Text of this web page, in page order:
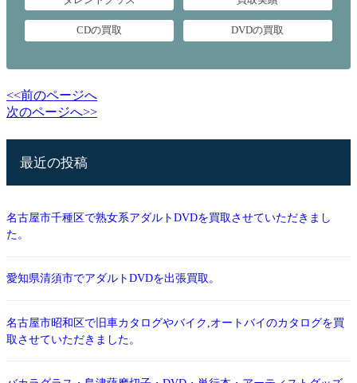
CDの買取 DVDの買取
<<前のページへ
次のページへ>>
最近の投稿
名古屋市千種区で熟女系アダルトDVDを買取させていただきまし
た。
愛知県清須市でアダルトDVDを出張買取。
名古屋市昭和区で旧車カタログやバイク,オートバイのカタログを買
取させていただきました。